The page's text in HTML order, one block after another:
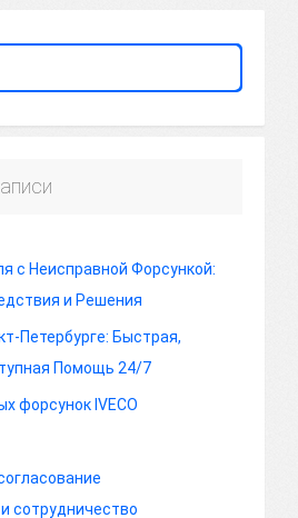
с Неисправной Форсункой:
и Решения
Петербурге: Быстрая,
Помощь 24/7
форсунок IVECO
сотрудничество